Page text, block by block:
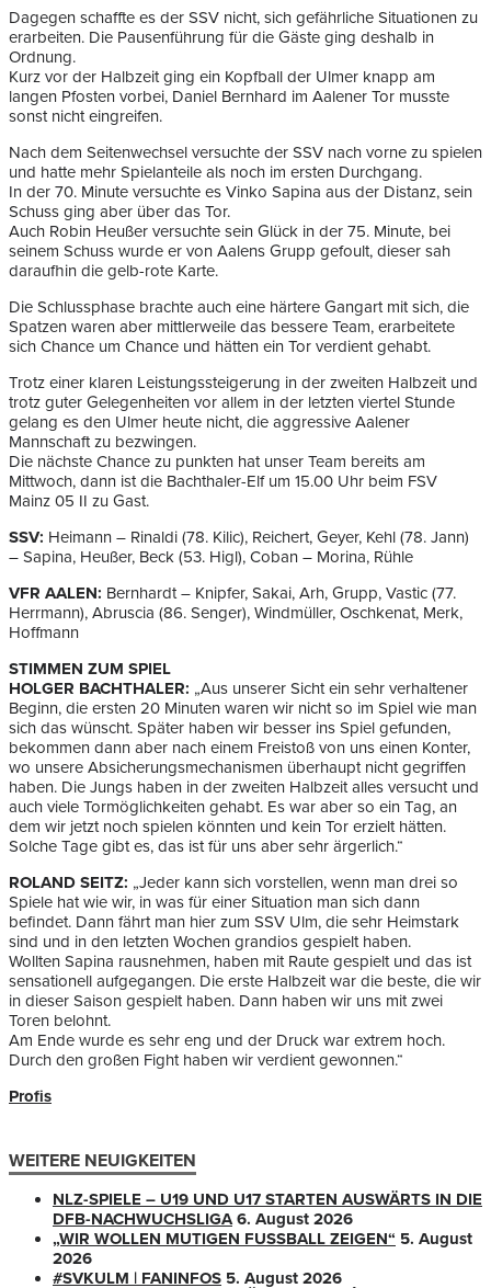
Dagegen schaffte es der SSV nicht, sich gefährliche Situationen zu
erarbeiten. Die Pausenführung für die Gäste ging deshalb in
Ordnung.
Kurz vor der Halbzeit ging ein Kopfball der Ulmer knapp am
langen Pfosten vorbei, Daniel Bernhard im Aalener Tor musste
sonst nicht eingreifen.
Nach dem Seitenwechsel versuchte der SSV nach vorne zu spielen
und hatte mehr Spielanteile als noch im ersten Durchgang.
In der 70. Minute versuchte es Vinko Sapina aus der Distanz, sein
Schuss ging aber über das Tor.
Auch Robin Heußer versuchte sein Glück in der 75. Minute, bei
seinem Schuss wurde er von Aalens Grupp gefoult, dieser sah
daraufhin die gelb-rote Karte.
Die Schlussphase brachte auch eine härtere Gangart mit sich, die
Spatzen waren aber mittlerweile das bessere Team, erarbeitete
sich Chance um Chance und hätten ein Tor verdient gehabt.
Trotz einer klaren Leistungssteigerung in der zweiten Halbzeit und
trotz guter Gelegenheiten vor allem in der letzten viertel Stunde
gelang es den Ulmer heute nicht, die aggressive Aalener
Mannschaft zu bezwingen.
Die nächste Chance zu punkten hat unser Team bereits am
Mittwoch, dann ist die Bachthaler-Elf um 15.00 Uhr beim FSV
Mainz 05 II zu Gast.
SSV: Heimann – Rinaldi (78. Kilic), Reichert, Geyer, Kehl (78. Jann)
– Sapina, Heußer, Beck (53. Higl), Coban – Morina, Rühle
VFR AALEN: Bernhardt – Knipfer, Sakai, Arh, Grupp, Vastic (77.
Herrmann), Abruscia (86. Senger), Windmüller, Oschkenat, Merk,
Hoffmann
STIMMEN ZUM SPIEL
HOLGER BACHTHALER: „Aus unserer Sicht ein sehr verhaltener
Beginn, die ersten 20 Minuten waren wir nicht so im Spiel wie man
sich das wünscht. Später haben wir besser ins Spiel gefunden,
bekommen dann aber nach einem Freistoß von uns einen Konter,
wo unsere Absicherungsmechanismen überhaupt nicht gegriffen
haben. Die Jungs haben in der zweiten Halbzeit alles versucht und
auch viele Tormöglichkeiten gehabt. Es war aber so ein Tag, an
dem wir jetzt noch spielen könnten und kein Tor erzielt hätten.
Solche Tage gibt es, das ist für uns aber sehr ärgerlich.“
ROLAND SEITZ: „Jeder kann sich vorstellen, wenn man drei so
Spiele hat wie wir, in was für einer Situation man sich dann
befindet. Dann fährt man hier zum SSV Ulm, die sehr Heimstark
sind und in den letzten Wochen grandios gespielt haben.
Wollten Sapina rausnehmen, haben mit Raute gespielt und das ist
sensationell aufgegangen. Die erste Halbzeit war die beste, die wir
in dieser Saison gespielt haben. Dann haben wir uns mit zwei
Toren belohnt.
Am Ende wurde es sehr eng und der Druck war extrem hoch.
Durch den großen Fight haben wir verdient gewonnen.“
Profis
WEITERE NEUIGKEITEN
NLZ-SPIELE – U19 UND U17 STARTEN AUSWÄRTS IN DIE
DFB-NACHWUCHSLIGA 6. August 2026
„WIR WOLLEN MUTIGEN FUSSBALL ZEIGEN“
5. August
2026
#SVKULM | FANINFOS 5. August 2026